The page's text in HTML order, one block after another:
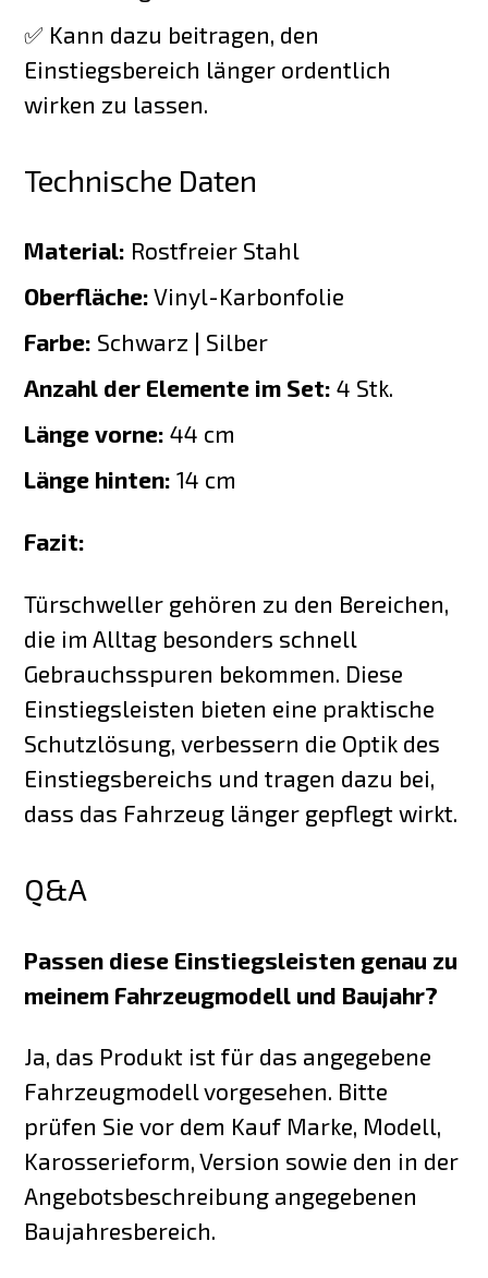
✅ Kann dazu beitragen, den
Einstiegsbereich länger ordentlich
wirken zu lassen.
Technische Daten
Material: Rostfreier Stahl
Oberfläche: Vinyl-Karbonfolie
Farbe: Schwarz | Silber
Anzahl der Elemente im Set: 4 Stk.
Länge vorne: 44 cm
Länge hinten: 14 cm
Fazit:
Türschweller gehören zu den Bereichen,
die im Alltag besonders schnell
Gebrauchsspuren bekommen. Diese
Einstiegsleisten bieten eine praktische
Schutzlösung, verbessern die Optik des
Einstiegsbereichs und tragen dazu bei,
dass das Fahrzeug länger gepflegt wirkt.
Q&A
Passen diese Einstiegsleisten genau zu
meinem Fahrzeugmodell und Baujahr?
Ja, das Produkt ist für das angegebene
Fahrzeugmodell vorgesehen. Bitte
prüfen Sie vor dem Kauf Marke, Modell,
Karosserieform, Version sowie den in der
Angebotsbeschreibung angegebenen
Baujahresbereich.